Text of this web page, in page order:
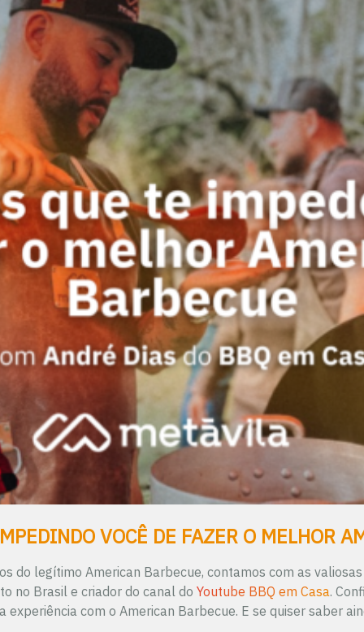
VOCÊ DE FAZER O MELHOR
do legítimo American Barbecue, contamos com as
no Brasil e criador do canal do Youtube BBQ em Casa.
experiência com o American Barbecue. E se quiser saber